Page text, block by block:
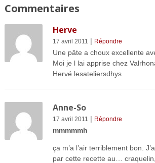
Commentaires
Herve
17 avril 2011 | Répondre
Une pâte a choux excellente
Moi je l lai apprise chez
Hervé lesateliersdhys
Anne-So
17 avril 2011 | Répondre
mmmmmh
ça m’a l’air terriblement bon.
par cette recette au…